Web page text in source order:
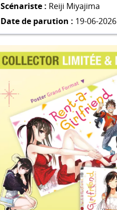
Scénariste : Reiji Miyajima
Date de parution : 19-06-2026